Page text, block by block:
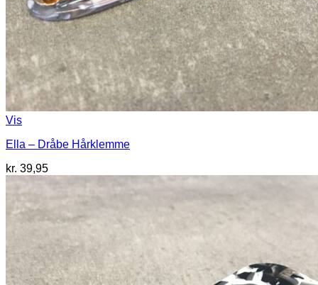
Vis
Ella – Dråbe Hårklemme
kr. 39,95